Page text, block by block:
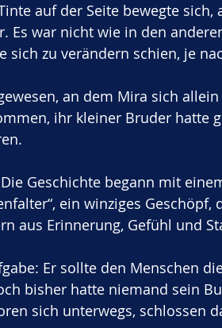
auf der Seite bewegte
Es war nicht wie in den
sich zu verändern schien, je
an dem Mira sich
ihr kleiner Bruder hatte
Geschichte begann mit
ein winziges
aus Erinnerung, Gefühl und
Er sollte den Menschen
bisher hatte niemand sein
sich unterwegs, schlossen